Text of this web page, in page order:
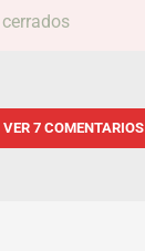
VER7 COMENTARIOS